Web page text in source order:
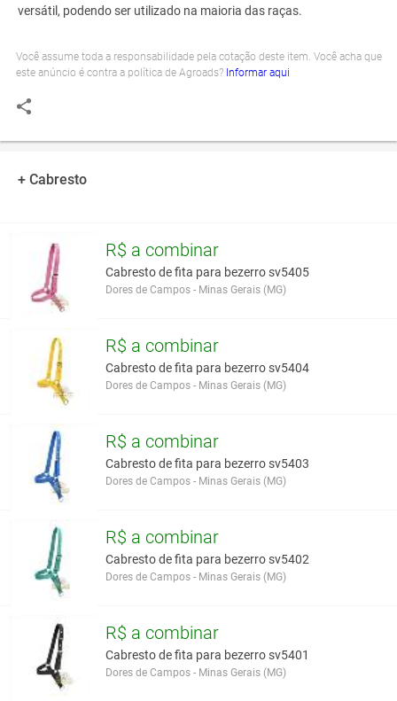
versátil, podendo ser utilizado na maioria das raças.
Você assume toda a responsabilidade pela cotação deste item. Você acha que
este anúncio é contra a política de Agroads? Informar aqui
+ Cabresto
R$ a combinar
Cabresto de fita para bezerro sv5405
Dores de Campos - Minas Gerais (MG)
R$ a combinar
Cabresto de fita para bezerro sv5404
Dores de Campos - Minas Gerais (MG)
R$ a combinar
Cabresto de fita para bezerro sv5403
Dores de Campos - Minas Gerais (MG)
R$ a combinar
Cabresto de fita para bezerro sv5402
Dores de Campos - Minas Gerais (MG)
R$ a combinar
Cabresto de fita para bezerro sv5401
Dores de Campos - Minas Gerais (MG)